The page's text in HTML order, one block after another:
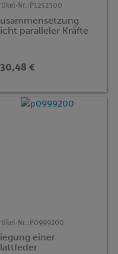
Nr.: P1252300
paralleler Kräfte
€
Nr.: P0999200
einer